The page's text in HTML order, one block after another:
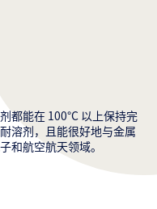
都能在 100°C 以上保持完
溶剂，且能很好地与金属
和航空航天领域。